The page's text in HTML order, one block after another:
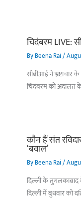
चिदंबरम LIVE:
ByBeena Rai/
सीबीआई ने भ्रष्टाचार
चिदंबरम को अदालत
कौन हैं संत
‘बवाल’
ByBeena Rai/
दिल्ली के
दिल्ली में बुधवार को